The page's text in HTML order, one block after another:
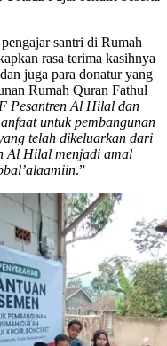
santri di Rumah
rasa terima kasihnya
juga para donatur yang
Rumah Quran Fathul
Pesantren Al Hilal dan
untuk pembangunan
telah dikeluarkan dari
Al Hilal menjadi amal
.”